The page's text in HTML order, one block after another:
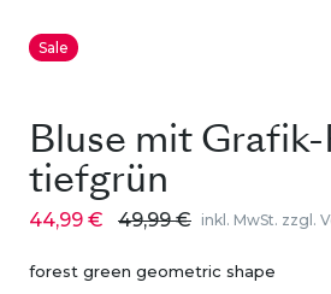
Sale
Bluse mit
tiefgrün
44,99 € 49,99 € inkl. MwSt. zzgl.
forest green geometric shape